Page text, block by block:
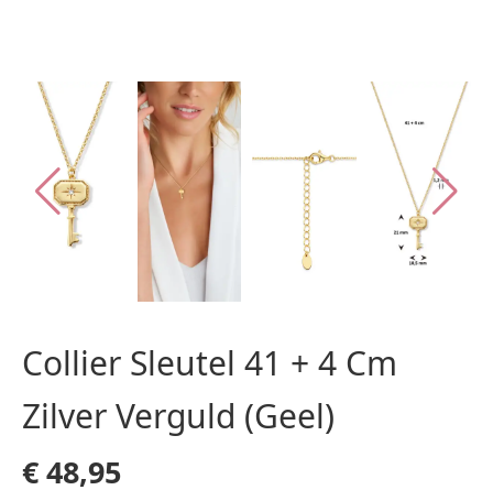
Collier Sleutel 41 + 4 Cm
Zilver Verguld (Geel)
€48,95